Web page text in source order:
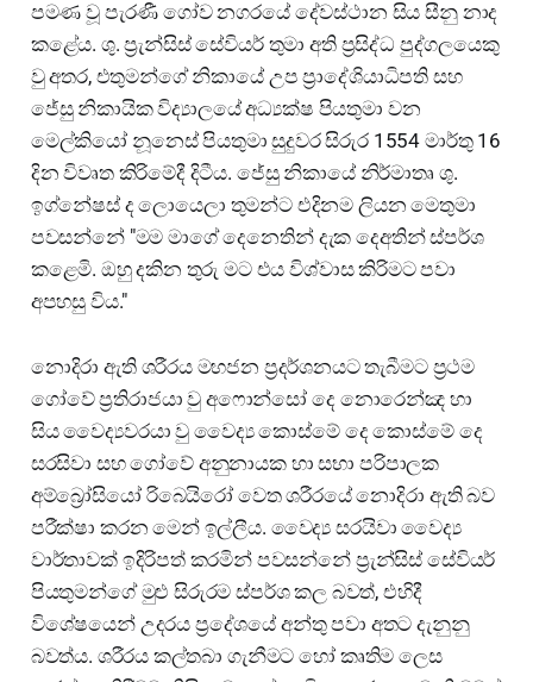
පමණ වූ පැරණී ගෝව නගරයේ දේවස්ථාන සිය සීනු නාද
කළේය. ශු. ප්‍රැන්සිස් සේවියර් තුමා අති ප්‍රසිද්ධ පුද්ගලයෙකු
වු අතර, එතුමන්ගේ නිකායේ උප ප්‍රාදේශියාධිපති සහ
ජේසු නිකායික විද්‍යාලයේ අධ්‍යක්ෂ පියතුමා වන
මෙල්කියෝ නූනෙස් පියතුමා සුදුවර සිරුර 1554 මාර්තු 16
දින විවෘත කිරිමේදී දිටීය. ජේසු නිකායේ නිර්මාතෘ ශු.
ඉග්නේෂස් ද ලොයෙලා තුමන්ට එදිනම ලියන මෙතුමා
පවසන්නේ "මම මාගේ දෙනෙතින් දැක දෙඅතින් ස්පර්ශ
කළෙමි. ඔහු දකින තුරු මට එය විශ්වාස කිරිමට පවා
අපහසු විය."
නොදිරා ඇති ශරීරය මහජන ප්‍රදර්ශනයට තැබීමට ප්‍රථම
ගෝවේ ප්‍රතිරාජයා වු අෆොන්සෝ දෙ නොරෙන්ඤ හා
සිය වෛද්‍යවරයා වු වෛද්‍ය කොස්මේ දෙ කොස්මේ දෙ
සරසිවා සහ ගෝවේ අනුනායක හා සභා පරිපාලක
අම්බ්‍රෝසියෝ රිබෙයිරෝ වෙත ශරීරයේ නොදිරා ඇති බව
පරීක්ෂා කරන මෙන් ඉල්ලීය. වෛද්‍ය සරයිවා වෛද්‍ය
වාර්තාවක් ඉදිරිපත් කරමින් පවසන්නේ ප්‍රැන්සිස් සේවියර්
පියතුමන්ගේ මුළු සිරුරම ස්පර්ශ කල බවත්, එහිදී
විශේෂයෙන් උදරය ප්‍රදේශයේ අන්තු පවා අතට දැනුනු
බවත්ය. ශරීරය කල්තබා ගැනීමට හෝ කෘතිම ලෙස